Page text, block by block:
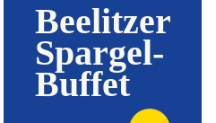
Beelitzer
Spargel-
Buffet